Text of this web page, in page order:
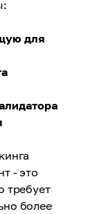
для
- это
требует
более